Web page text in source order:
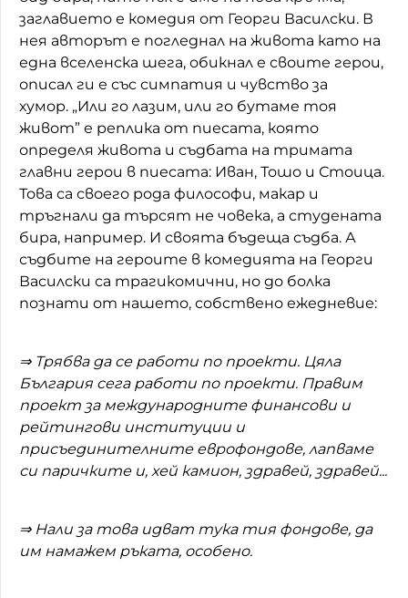
заглавието е комедия от Георги Василски. В
нея авторът е погледнал на живота като на
една вселенска шега, обикнал е своите герои,
описал ги е със симпатия и чувство за
хумор. „Или го лазим, или го бутаме тоя
живот” е реплика от пиесата, която
определя живота и съдбата на тримата
главни герои в пиесата: Иван, Тошо и Стоица.
Това са своего рода философи, макар и
тръгнали да търсят не човека, а студената
бира, например. И своята бъдеща съдба. А
съдбите на героите в комедията на Георги
Василски са трагикомични, но до болка
познати от нашето, собствено ежедневие:
⇒ Трябва да се работи по проекти. Цяла
България сега работи по проекти. Правим
проект за международните финансови и
рейтингови институции и
присъединителните еврофондове, лапваме
си паричките и, хей камион, здравей, здравей...
⇒ Нали за това идват тука тия фондове, да
им намажем ръката, особено.